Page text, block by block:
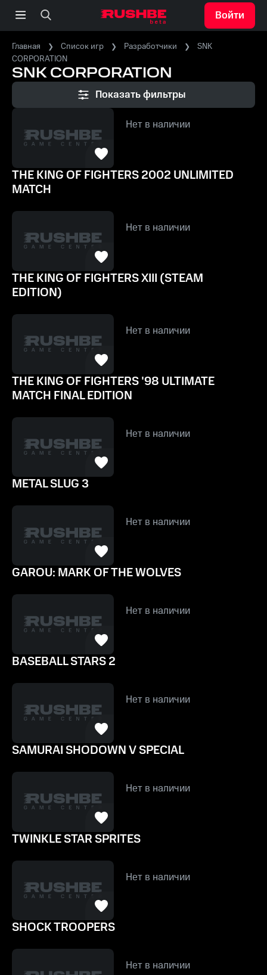
Войти
Главная Список игр Разработчики
SNK
CORPORATION
SNK CORPORATION
Показать фильтры
Нет в наличии
THE KING OF FIGHTERS 2002 UNLIMITED
MATCH
Нет в наличии
THE KING OF FIGHTERS XIII (STEAM
EDITION)
Нет в наличии
THE KING OF FIGHTERS '98 ULTIMATE
MATCH FINAL EDITION
Нет в наличии
METAL SLUG 3
Нет в наличии
GAROU: MARK OF THE WOLVES
Нет в наличии
BASEBALL STARS 2
Нет в наличии
SAMURAI SHODOWN V SPECIAL
Нет в наличии
TWINKLE STAR SPRITES
Нет в наличии
SHOCK TROOPERS
Нет в наличии